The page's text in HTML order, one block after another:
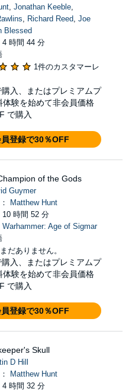
, Jonathan Keeble,
, Richard Reed, Joe
Blessed
4 時間 44 分
1件のカスタマーレ
購入、またはプレミアムプ
体験を始めて非会員価格
で購入
登録で30％OFF
of the Gods
Guymer
Matthew Hunt
10 時間 52 分
Warhammer: Age of Sigmar
だありません。
購入、またはプレミアムプ
体験を始めて非会員価格
で購入
登録で30％OFF
Skull
D Hill
Matthew Hunt
4 時間 32 分